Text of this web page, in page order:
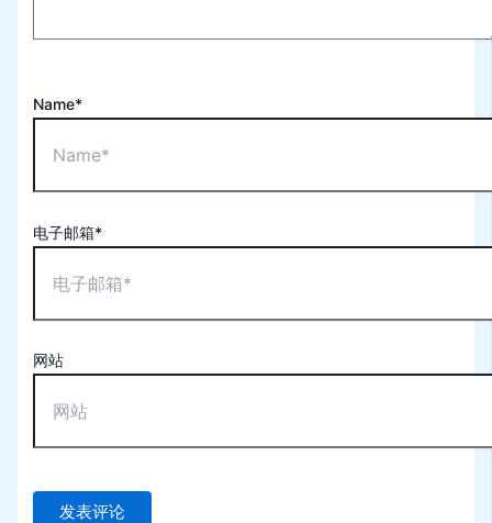
Name*
电子邮箱*
网站